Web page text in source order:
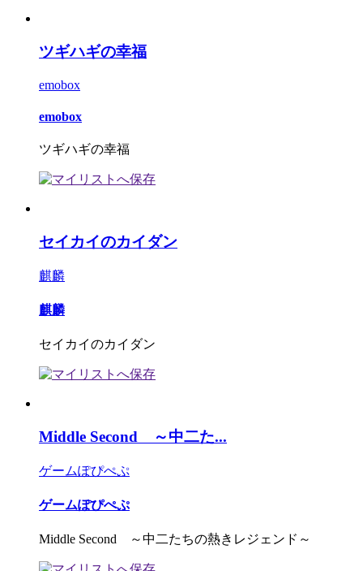
ツギハギの幸福
emobox
emobox
ツギハギの幸福
セイカイのカイダン
麒麟
麒麟
セイカイのカイダン
Middle Second ～中二た...
ゲームぽぴぺぷ
ゲームぽぴぺぷ
Middle Second ～中二たちの熱きレジェンド～